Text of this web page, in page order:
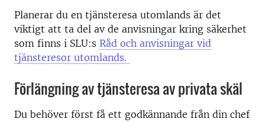
Planerar du en tjänsteresa utomlands är det
viktigt att ta del av de anvisningar kring säkerhet
som finns i SLU:s Råd och anvisningar vid
tjänsteresor utomlands.
Förlängning av tjänsteresa av privata skäl
Du behöver först få ett godkännande från din chef